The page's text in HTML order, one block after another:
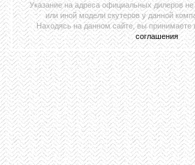
Указание на адреса официальных дилеров не
или иной модели скутеров у данной
Находясь на данном сайте, вы принимаете
соглашения